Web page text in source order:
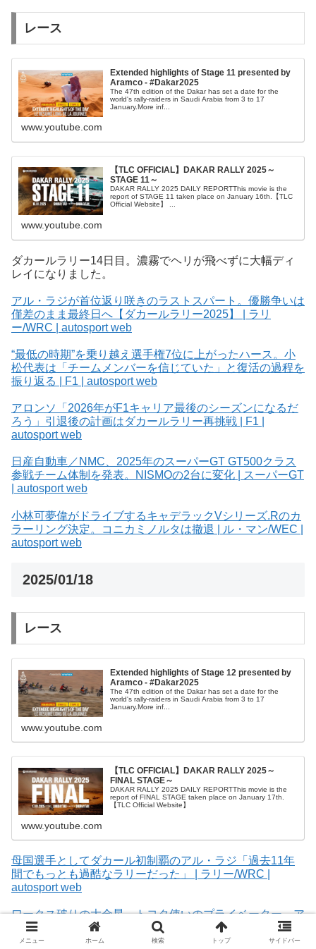
レース
Extended highlights of Stage 11 presented by
Aramco - #Dakar2025
The 47th edition of the Dakar has set a date for the
world's rally-raiders in Saudi Arabia from 3 to 17
January.More inf...
www.youtube.com
【TLC OFFICIAL】DAKAR RALLY 2025～
STAGE 11～
DAKAR RALLY 2025 DAILY REPORTThis movie is the
report of STAGE 11 taken place on January 16th.【TLC
Official Website】 ...
www.youtube.com
ダカールラリー14日目。濃霧でヘリが飛べずに大幅ディ
レイになりました。
アル・ラジが首位返り咲きのラストスパート。優勝争いは
僅差のまま最終日へ【ダカールラリー2025】 | ラリ
ー/WRC | autosport web
“最低の時期”を乗り越え選手権7位に上がったハース。小
松代表は「チームメンバーを信じていた」と復活の過程を
振り返る | F1 | autosport web
アロンソ「2026年がF1キャリア最後のシーズンになるだ
ろう」引退後の計画はダカールラリー再挑戦 | F1 |
autosport web
日産自動車／NMC、2025年のスーパーGT GT500クラス
参戦チーム体制を発表。NISMOの2台に変化 | スーパーGT
| autosport web
小林可夢偉がドライブするキャデラックVシリーズ.Rのカ
ラーリング決定。コニカミノルタは撤退 | ル・マン/WEC |
autosport web
2025/01/18
レース
Extended highlights of Stage 12 presented by
Aramco - #Dakar2025
The 47th edition of the Dakar has set a date for the
world's rally-raiders in Saudi Arabia from 3 to 17
January.More inf...
www.youtube.com
【TLC OFFICIAL】DAKAR RALLY 2025～
FINAL STAGE～
DAKAR RALLY 2025 DAILY REPORTThis movie is the
report of FINAL STAGE taken place on January 17th.
【TLC Official Website】
www.youtube.com
母国選手としてダカール初制覇のアル・ラジ「過去11年
間でもっとも過酷なラリーだった」 | ラリー/WRC |
autosport web
ワークス破りの大金星。トヨタ使いのプライベーター、ア
ル・ラジが初の総合優勝【ダカールラリー2025】 | ラリ
ー/WRC | autosport web
メニュー ホーム 検索 トップ サイドバー